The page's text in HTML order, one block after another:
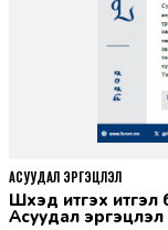
Шүүхэд итгэх итгэл ба олон нийтийн санаа бодол -
Асуудал эргэцүүлэл
АСУУДАЛ ЭРГЭЦҮҮЛЭЛ